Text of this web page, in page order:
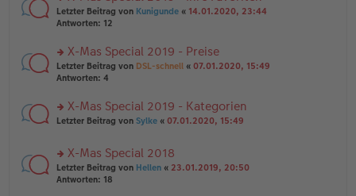
B
ei
tr
g
n
g
el
e
n
er
tr
a
rs
te
n
g
el
e
n
ei
tr
a
Letzter Beitrag von Kunigunde « 14.01.2020, 23:44
Antworten: 12
rs
te
n
g
es
e
n
er
X-Mas Special 2019 - Preise
Letzter Beitrag von DSL-schnell « 07.01.2020, 15:49
Antworten: 4
rs
u
n
g
X-Mas Special 2019 - Kategorien
Letzter Beitrag von Sylke « 07.01.2020, 15:49
rs
te
X-Mas Special 2018
Letzter Beitrag von Hellen « 23.01.2019, 20:50
Antworten: 18